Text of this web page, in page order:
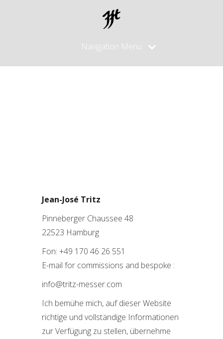
Navigation Menu
Jean-José Tritz
Pinneberger Chaussee 48
22523 Hamburg
Fon: +49 170 46 26 551
E-mail for commissions and bespoke :
info@tritz-messer.com
Ich bemühe mich, auf dieser Website
richtige und vollständige Informationen
zur Verfügung zu stellen, übernehme